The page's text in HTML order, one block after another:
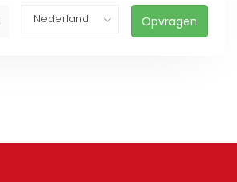
Opvragen